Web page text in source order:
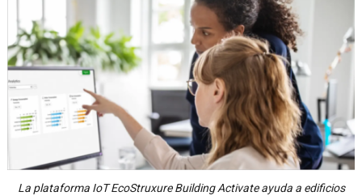
La plataforma IoT EcoStruxure Building Activate ayuda a edificios